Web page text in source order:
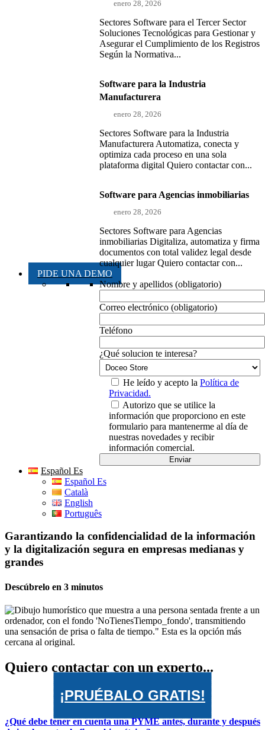
enero 28, 2026
Sectores Software para el Tercer Sector
Soluciones Tecnológicas para Gestionar y
Asegurar el Cumplimiento de los Registros
Según la Normativa...
Software para la Industria
Manufacturera
enero 28, 2026
Sectores Software para la Industria
Manufacturera Automatiza, conecta y
optimiza cada proceso en una sola
plataforma digital Quiero contactar con...
Software para Agencias inmobiliarias
enero 28, 2026
Sectores Software para Agencias
inmobiliarias Digitaliza, automatiza y firma
documentos con total validez legal desde
cualquier lugar Quiero contactar con...
PIDE UNA DEMO
Nombre y apellidos (obligatorio)
Correo electrónico (obligatorio)
Teléfono
¿Qué solucion te interesa?
He leído y acepto la Política de
Privacidad.
Autorizo que se utilice la
información que proporciono en este
formulario para mantenerme al día de
nuestras novedades y recibir
información comercial.
Español Es
Español Es
Català
English
Português
Garantizando la confidencialidad de la información
y la digitalización segura en empresas medianas y
grandes
Descúbrelo en 3 minutos
Quiero contactar con un experto...
¡PRUÉBALO GRATIS!
¿Qué debe tener en cuenta una PYME antes, durante y después